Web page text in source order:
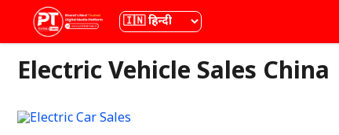
content
भाषा
Electric Vehicle Sales China